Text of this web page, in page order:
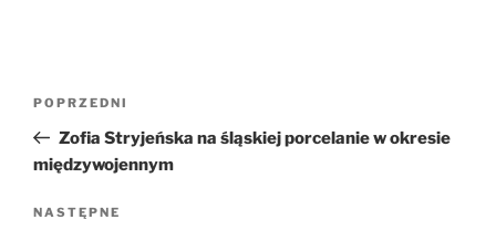
Poprzedni
wpis
POPRZEDNI
Zofia Stryjeńska na śląskiej porcelanie w okresie
międzywojennym
Następny
NASTĘPNE